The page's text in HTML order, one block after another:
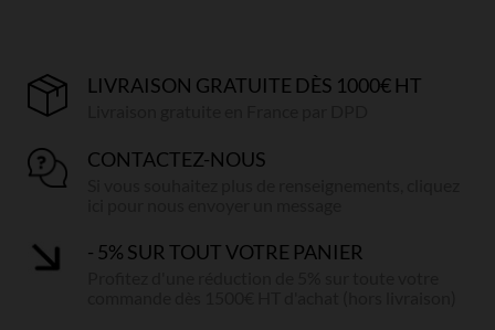
LIVRAISON GRATUITE DÈS 1000€ HT
CONTACTEZ-NOUS
- 5% SUR TOUT VOTRE PANIER